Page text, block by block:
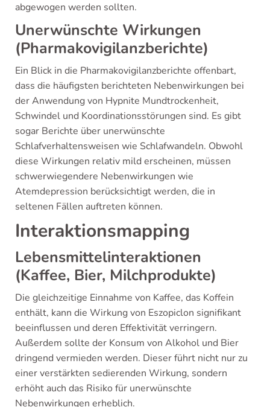
abgewogen werden sollten.
Unerwünschte Wirkungen
(Pharmakovigilanzberichte)
Ein Blick in die Pharmakovigilanzberichte offenbart,
dass die häufigsten berichteten Nebenwirkungen bei
der Anwendung von Hypnite Mundtrockenheit,
Schwindel und Koordinationsstörungen sind. Es gibt
sogar Berichte über unerwünschte
Schlafverhaltensweisen wie Schlafwandeln. Obwohl
diese Wirkungen relativ mild erscheinen, müssen
schwerwiegendere Nebenwirkungen wie
Atemdepression berücksichtigt werden, die in
seltenen Fällen auftreten können.
Interaktionsmapping
Lebensmittelinteraktionen
(Kaffee, Bier, Milchprodukte)
Die gleichzeitige Einnahme von Kaffee, das Koffein
enthält, kann die Wirkung von Eszopiclon signifikant
beeinflussen und deren Effektivität verringern.
Außerdem sollte der Konsum von Alkohol und Bier
dringend vermieden werden. Dieser führt nicht nur zu
einer verstärkten sedierenden Wirkung, sondern
erhöht auch das Risiko für unerwünschte
Nebenwirkungen erheblich.